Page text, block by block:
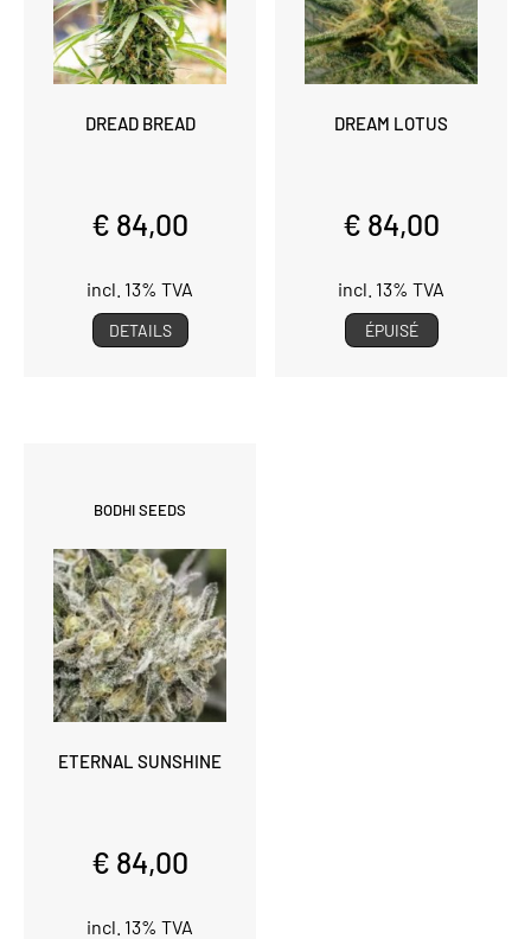
DREAD BREAD
€ 84,00
incl. 13% TVA
DETAILS
DREAM LOTUS
€ 84,00
incl. 13% TVA
ÉPUISÉ
BODHI SEEDS
ETERNAL SUNSHINE
€ 84,00
incl. 13% TVA